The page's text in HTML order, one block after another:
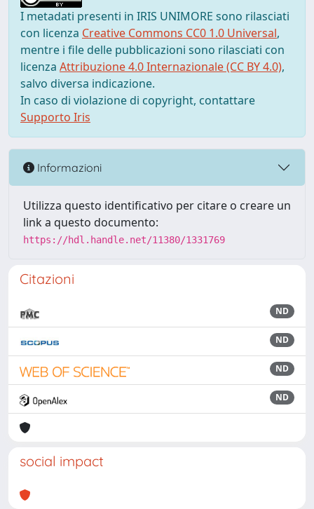
I metadati presenti in IRIS UNIMORE sono rilasciati
con licenza Creative Commons CC0 1.0 Universal,
mentre i file delle pubblicazioni sono rilasciati con
licenza Attribuzione 4.0 Internazionale (CC BY 4.0),
salvo diversa indicazione.
In caso di violazione di copyright, contattare
Supporto Iris
Informazioni
Utilizza questo identificativo per citare o creare un
link a questo documento:
https://hdl.handle.net/11380/1331769
Citazioni
ND
ND
ND
ND
social impact